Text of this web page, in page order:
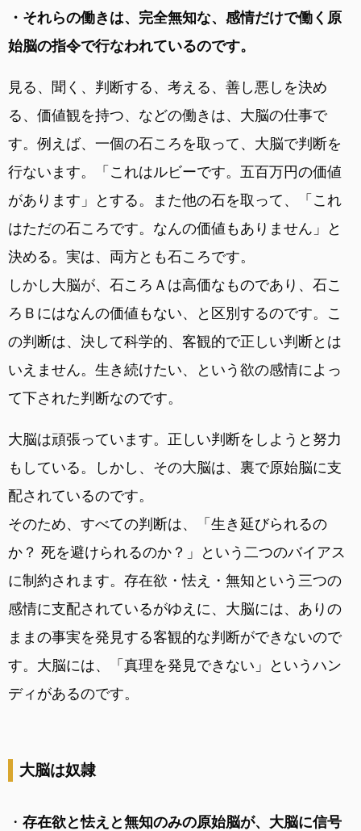
・それらの働きは、完全無知な、感情だけで働く原
始脳の指令で行なわれているのです。
見る、聞く、判断する、考える、善し悪しを決め
る、価値観を持つ、などの働きは、大脳の仕事で
す。例えば、一個の石ころを取って、大脳で判断を
行ないます。「これはルビーです。五百万円の価値
があります」とする。また他の石を取って、「これ
はただの石ころです。なんの価値もありません」と
決める。実は、両方とも石ころです。
しかし大脳が、石ころＡは高価なものであり、石こ
ろＢにはなんの価値もない、と区別するのです。こ
の判断は、決して科学的、客観的で正しい判断とは
いえません。生き続けたい、という欲の感情によっ
て下された判断なのです。
大脳は頑張っています。正しい判断をしようと努力
もしている。しかし、その大脳は、裏で原始脳に支
配されているのです。
そのため、すべての判断は、「生き延びられるの
か？ 死を避けられるのか？」という二つのバイアス
に制約されます。存在欲・怯え・無知という三つの
感情に支配されているがゆえに、大脳には、ありの
ままの事実を発見する客観的な判断ができないので
す。大脳には、「真理を発見できない」というハン
ディがあるのです。
大脳は奴隷
・ 存在欲と怯えと無知のみの原始脳が、大脳に信号